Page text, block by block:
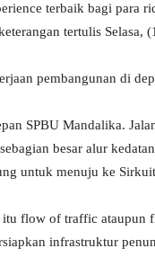
terbaik bagi para
tertulis Selasa,
pembangunan di
SPBU Mandalika.
besar alur
untuk menuju ke
itu flow of traffic
infrastruktur